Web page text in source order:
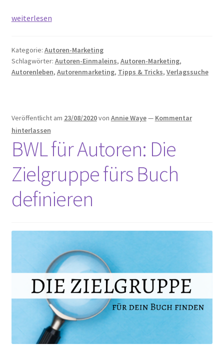
3
die
Zielgruppe
weiterlesen
Kategorie: Autoren-Marketing
Schlagwörter: Autoren-Einmaleins, Autoren-Marketing,
Autorenleben, Autorenmarketing, Tipps & Tricks, Verlagssuche
Veröffentlicht am 23/08/2020von Annie Waye— Kommentar
hinterlassen
BWL für Autoren: Die
Zielgruppe fürs Buch
definieren